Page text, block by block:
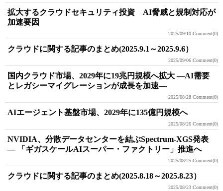
拡大するクラウドセキュリティ投資 AI脅威と規制対応が
加速要因
2025/09/10 Comment(0)
クラウドに関する記事のまとめ(2025.9.1～2025.9.6）
2025/09/06 Comment(0)
国内クラウド市場、2029年に19兆円規模へ拡大 ―AI需要
とレガシーマイグレーションが成長を加速―
2025/08/28 Comment(0)
AIエージェント基盤市場、2029年に135億円規模へ
2025/08/26 Comment(0)
NVIDIA、分散データセンターを結ぶSpectrum-XGS発表
― 「ギガスケールAIスーパー・ファクトリー」推進へ
2025/08/25 Comment(0)
クラウドに関する記事のまとめ(2025.8.18～2025.8.23）
2025/08/23 Comment(0)